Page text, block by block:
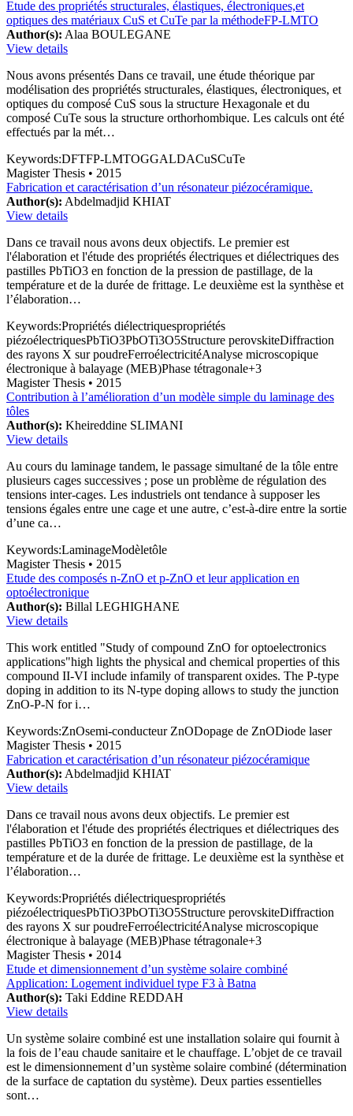
Etude des propriétés structurales, élastiques, électroniques,et
optiques des matériaux CuS et CuTe par la méthodeFP-LMTO
Author(s): Alaa BOULEGANE
View details
Nous avons présentés Dans ce travail, une étude théorique par
modélisation des propriétés structurales, élastiques, électroniques, et
optiques du composé CuS sous la structure Hexagonale et du
composé CuTe sous la structure orthorhombique. Les calculs ont été
effectués par la mét…
Keywords:DFTFP-LMTOGGALDACuSCuTe
Magister Thesis • 2015
Fabrication et caractérisation d’un résonateur piézocéramique.
Author(s): Abdelmadjid KHIAT
View details
Dans ce travail nous avons deux objectifs. Le premier est
l'élaboration et l'étude des propriétés électriques et diélectriques des
pastilles PbTiO3 en fonction de la pression de pastillage, de la
température et de la durée de frittage. Le deuxième est la synthèse et
l’élaboration…
Keywords:Propriétés diélectriquespropriétés
piézoélectriquesPbTiO3PbOTi3O5Structure perovskiteDiffraction
des rayons X sur poudreFerroélectricitéAnalyse microscopique
électronique à balayage (MEB)Phase tétragonale+3
Magister Thesis • 2015
Contribution à l’amélioration d’un modèle simple du laminage des
tôles
Author(s): Kheireddine SLIMANI
View details
Au cours du laminage tandem, le passage simultané de la tôle entre
plusieurs cages successives ; pose un problème de régulation des
tensions inter-cages. Les industriels ont tendance à supposer les
tensions égales entre une cage et une autre, c’est-à-dire entre la sortie
d’une ca…
Keywords:LaminageModèletôle
Magister Thesis • 2015
Etude des composés n-ZnO et p-ZnO et leur application en
optoélectronique
Author(s): Billal LEGHIGHANE
View details
This work entitled "Study of compound ZnO for optoelectronics
applications"high lights the physical and chemical properties of this
compound II-VI include infamily of transparent oxides. The P-type
doping in addition to its N-type doping allows to study the junction
ZnO-P-N for i…
Keywords:ZnOsemi-conducteur ZnODopage de ZnODiode laser
Magister Thesis • 2015
Fabrication et caractérisation d’un résonateur piézocéramique
Author(s): Abdelmadjid KHIAT
View details
Dans ce travail nous avons deux objectifs. Le premier est
l'élaboration et l'étude des propriétés électriques et diélectriques des
pastilles PbTiO3 en fonction de la pression de pastillage, de la
température et de la durée de frittage. Le deuxième est la synthèse et
l’élaboration…
Keywords:Propriétés diélectriquespropriétés
piézoélectriquesPbTiO3PbOTi3O5Structure perovskiteDiffraction
des rayons X sur poudreFerroélectricitéAnalyse microscopique
électronique à balayage (MEB)Phase tétragonale+3
Magister Thesis • 2014
Etude et dimensionnement d’un système solaire combiné
Application: Logement individuel type F3 à Batna
Author(s): Taki Eddine REDDAH
View details
Un système solaire combiné est une installation solaire qui fournit à
la fois de l’eau chaude sanitaire et le chauffage. L’objet de ce travail
est le dimensionnement d’un système solaire combiné (détermination
de la surface de captation du système). Deux parties essentielles
sont…